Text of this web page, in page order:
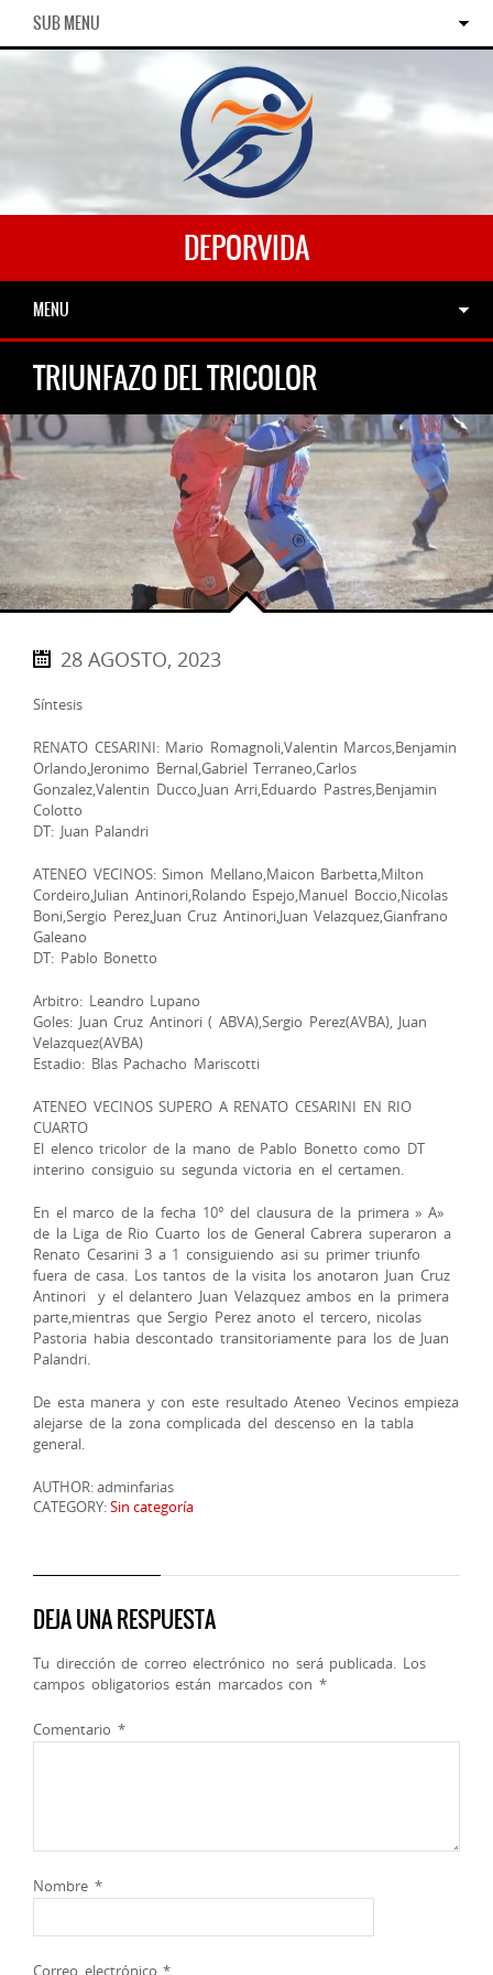
SUB MENU
DEPORVIDA
MENU
TRIUNFAZO DEL TRICOLOR
28 AGOSTO, 2023
Síntesis
RENATO CESARINI: Mario Romagnoli,Valentin Marcos,Benjamin
Orlando,Jeronimo Bernal,Gabriel Terraneo,Carlos
Gonzalez,Valentin Ducco,Juan Arri,Eduardo Pastres,Benjamin
Colotto
DT: Juan Palandri
ATENEO VECINOS: Simon Mellano,Maicon Barbetta,Milton
Cordeiro,Julian Antinori,Rolando Espejo,Manuel Boccio,Nicolas
Boni,Sergio Perez,Juan Cruz Antinori,Juan Velazquez,Gianfrano
Galeano
DT: Pablo Bonetto
Arbitro: Leandro Lupano
Goles: Juan Cruz Antinori ( ABVA),Sergio Perez(AVBA), Juan
Velazquez(AVBA)
Estadio: Blas Pachacho Mariscotti
ATENEO VECINOS SUPERO A RENATO CESARINI EN RIO
CUARTO
El elenco tricolor de la mano de Pablo Bonetto como DT
interino consiguio su segunda victoria en el certamen.
En el marco de la fecha 10° del clausura de la primera » A»
de la Liga de Rio Cuarto los de General Cabrera superaron a
Renato Cesarini 3 a 1 consiguiendo asi su primer triunfo
fuera de casa. Los tantos de la visita los anotaron Juan Cruz
Antinori y el delantero Juan Velazquez ambos en la primera
parte,mientras que Sergio Perez anoto el tercero, nicolas
Pastoria habia descontado transitoriamente para los de Juan
Palandri.
De esta manera y con este resultado Ateneo Vecinos empieza
alejarse de la zona complicada del descenso en la tabla
general.
AUTHOR: adminfarias
CATEGORY:Sin categoría
DEJA UNA RESPUESTA
Tu dirección de correo electrónico no será publicada. Los
campos obligatorios están marcados con *
Comentario *
Nombre *
Correo electrónico*